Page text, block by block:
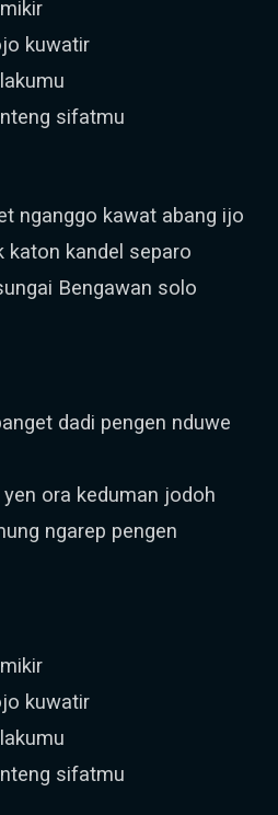
kuwatir
sifatmu
nganggo kawat abang ijo
katon kandel separo
Bengawan solo
dadi pengen nduwe
ora keduman jodoh
ngarep pengen
kuwatir
sifatmu